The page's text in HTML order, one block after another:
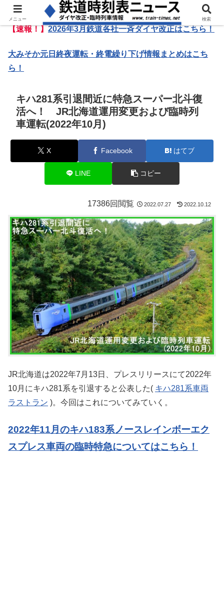
【速報！】2026年3月鉄道各社一斉ダイヤ改正はこちら！
大みそか元日終夜運転・終電繰り下げ情報まとめはこち
ら！
キハ281系引退間近に特急スーパー北斗復
活へ！ JR北海道運用変更および臨時列
車運転(2022年10月)
X Facebook はてブ
LINE コピー
17386回閲覧 2022.07.27 2022.10.12
JR北海道は2022年7月13日、プレスリリースにて2022年
10月にキハ281系を引退すると公表した( キハ281系車両
ラストラン )。今回はこれについてみていく。
2022年11月のキハ183系ノースレインボーエク
スプレス車両の臨時特急についてはこちら！
メニュー 検索